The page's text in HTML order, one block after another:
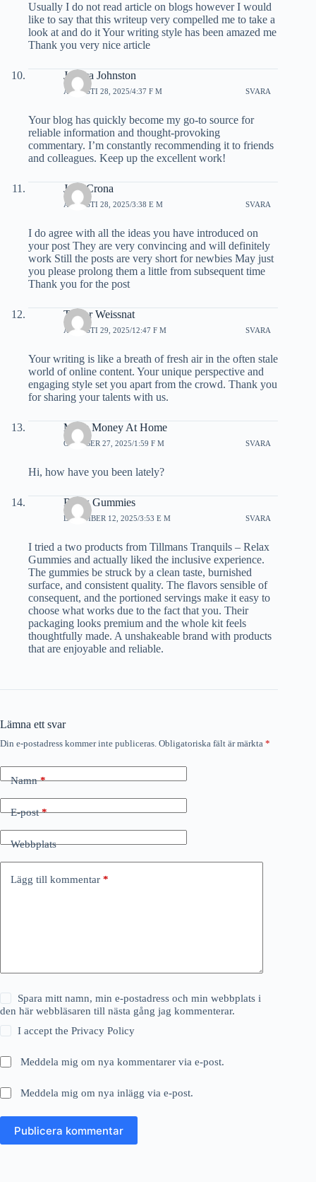
Usually I do not read article on blogs however I would
like to say that this writeup very compelled me to take a
look at and do it Your writing style has been amazed me
Thank you very nice article
Jessica Johnston
AUGUSTI 28, 2025/4:37 F M SVARA
Your blog has quickly become my go-to source for
reliable information and thought-provoking
commentary. I’m constantly recommending it to friends
and colleagues. Keep up the excellent work!
Jena Crona
AUGUSTI 28, 2025/3:38 E M SVARA
I do agree with all the ideas you have introduced on
your post They are very convincing and will definitely
work Still the posts are very short for newbies May just
you please prolong them a little from subsequent time
Thank you for the post
Taylor Weissnat
AUGUSTI 29, 2025/12:47 F M SVARA
Your writing is like a breath of fresh air in the often stale
world of online content. Your unique perspective and
engaging style set you apart from the crowd. Thank you
for sharing your talents with us.
Make Money At Home
OKTOBER 27, 2025/1:59 F M SVARA
Hi, how have you been lately?​
Relax Gummies
DECEMBER 12, 2025/3:53 E M SVARA
I tried a two products from Tillmans Tranquils – Relax
Gummies and actually liked the inclusive experience.
The gummies be struck by a clean taste, burnished
surface, and consistent quality. The flavors sensible of
consequent, and the portioned servings make it easy to
choose what works due to the fact that you. Their
packaging looks premium and the whole kit feels
thoughtfully made. A unshakeable brand with products
that are enjoyable and reliable.
Lämna ett svar
Din e-postadress kommer inte publiceras. Obligatoriska fält är märkta *
Namn*
E-post*
Webbplats
Lägg till kommentar *
Spara mitt namn, min e-postadress och min webbplats i
den här webbläsaren till nästa gång jag kommenterar.
I accept thePrivacy Policy
Meddela mig om nya kommentarer via e-post.
Meddela mig om nya inlägg via e-post.
Publicera kommentar